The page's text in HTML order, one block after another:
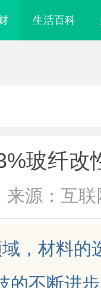
生活百科
玻纤改
来源：互联
，材料的
的不断进